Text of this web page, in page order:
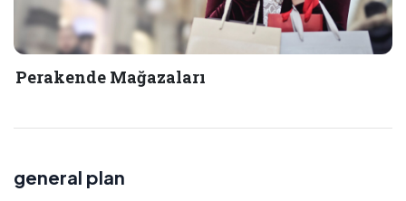
Perakende Mağazaları
general plan